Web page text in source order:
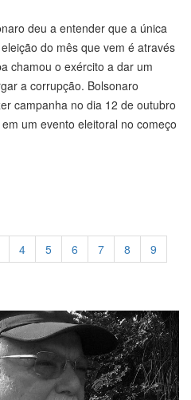
deu a entender que a única
do mês que vem é através
chamou o exército a dar um
a corrupção. Bolsonaro
campanha no dia 12 de outubro
um evento eleitoral no começo
4 5 6 7 8
9